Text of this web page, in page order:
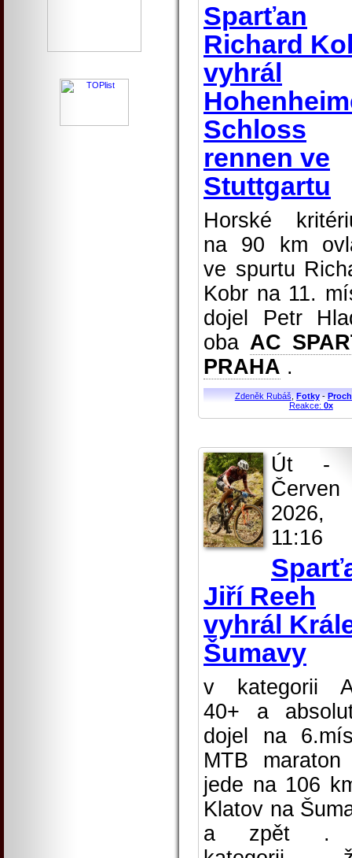
Sparťan
Richard
vyhrál
Schloss
rennen ve
Stuttgartu
Horské
na 90 km
ve spurtu
Kobr na 11.
dojel Petr
oba AC
PRAHA .
Zdeněk Rubáš Fotky-
Reakce: 0x
Út -
Červen
2026,
11:16
Jiří Reeh
vyhrál
Šumavy
v kategorii
40+ a
dojel na
MTB maraton
jede na 106
Klatov na
a zpět .